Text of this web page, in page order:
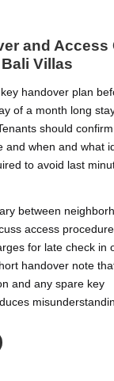
Wisata Ledok Sambi,
September 9, 2025
Serat Alami
6, 2025
and Access
Villas
handover plan
of a month long
should
and when and what
to avoid last
between
access
for late check in
handover note
and any spare key